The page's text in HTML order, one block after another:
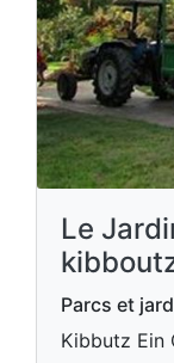
Le
Parcs et
Kibbutz Ein